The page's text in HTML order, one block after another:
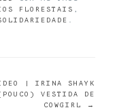
FLORESTAIS
| IRINA SHAYK
VESTIDA DE
COWGIRL
→